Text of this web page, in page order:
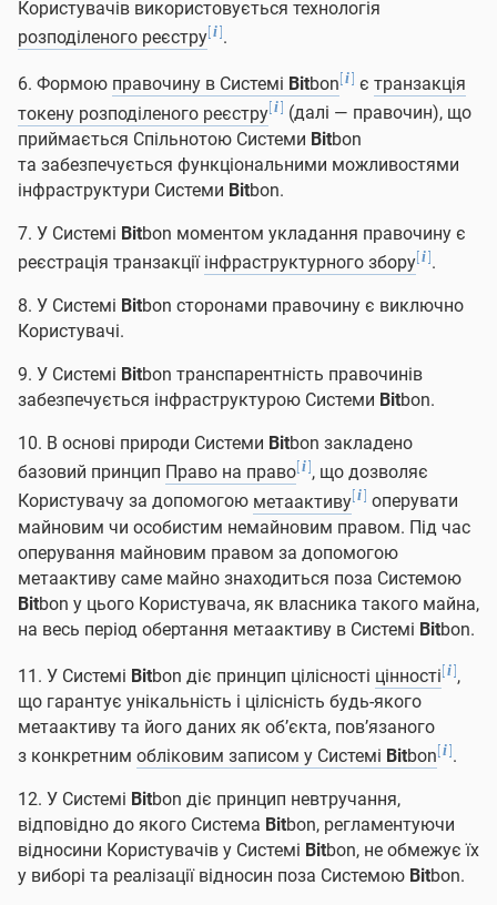
Користувачів використовується технологія
розподіленого реєстру[i].
6. Формою правочину в Системі Bitbon[i] є транзакція
токену розподіленого реєстру[i] (далі — правочин), що
приймається Спільнотою Системи Bitbon
та забезпечується функціональними можливостями
інфраструктури Системи Bitbon.
7. У Системі Bitbon моментом укладання правочину є
реєстрація транзакціїінфраструктурного збору[i].
8. У Системі Bitbon сторонами правочину є виключно
Користувачі.
9. У Системі Bitbon транспарентність правочинів
забезпечується інфраструктурою Системи Bitbon.
10. В основі природи Системи Bitbon закладено
базовий принцип Право на право[i], що дозволяє
Користувачу за допомогою метаактиву[i] оперувати
майновим чи особистим немайновим правом. Під час
оперування майновим правом за допомогою
метаактиву саме майно знаходиться поза Системою
Bitbon у цього Користувача, як власника такого майна,
на весь період обертання метаактиву в Системі Bitbon.
11. У Системі Bitbon діє принцип цілісності цінності[i],
що гарантує унікальність і цілісність будь-якого
метаактиву та його даних як об’єкта, пов’язаного
з конкретним обліковим записом у Системі Bitbon[i].
12. У Системі Bitbon діє принцип невтручання,
відповідно до якого Система Bitbon, регламентуючи
відносини Користувачів у Системі Bitbon, не обмежує їх
у виборі та реалізації відносин поза Системою Bitbon.